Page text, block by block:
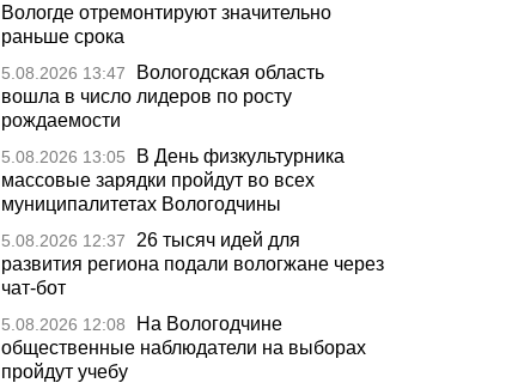
Вологде отремонтируют значительно
раньше срока
5.08.2026 13:47
Вологодская область
вошла в число лидеров по росту
рождаемости
5.08.2026 13:05
В День физкультурника
массовые зарядки пройдут во всех
муниципалитетах Вологодчины
5.08.2026 12:37
26 тысяч идей для
развития региона подали вологжане через
чат-бот
5.08.2026 12:08
На Вологодчине
общественные наблюдатели на выборах
пройдут учебу